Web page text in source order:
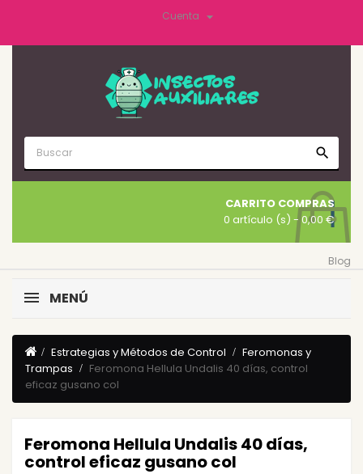
Cuenta 
search
CARRITO COMPRAS
0 artículo (s) - 0,00 €
Blog
MENÚ
Estrategias y Métodos de Control
Feromonas y
Trampas
Feromona Hellula Undalis 40 días, control
eficaz gusano col
Feromona Hellula Undalis 40 días,
control eficaz gusano col